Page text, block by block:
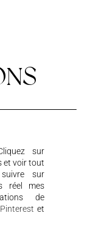
sur
et voir tout
sur
réel mes
de
Pinterest et